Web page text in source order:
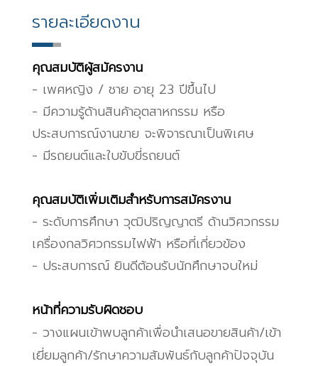
รายละเอียดงาน
คุณสมบัติผู้สมัครงาน
- เพศหญิง / ชาย อายุ 23 ปีขึ้นไป
- มีความรู้ด้านสินค้าอุตสาหกรรม หรือ
ประสบการณ์งานขาย จะพิจารณาเป็นพิเศษ
- มีรถยนต์และใบขับขี่รถยนต์
คุณสมบัติเพิ่มเติมสำหรับการสมัครงาน
- ระดับการศึกษา วุฒิปริญญาตรี ด้านวิศวกรรม
เครื่องกลวิศวกรรมไฟฟ้า หรือที่เกี่ยวข้อง
- ประสบการณ์ ยินดีต้อนรับนักศึกษาจบใหม่
หน้าที่ความรับผิดชอบ
- วางแผนเข้าพบลูกค้าเพื่อนำเสนอขายสินค้า/เข้า
เยี่ยมลูกค้า/รักษาความสัมพันธ์กับลูกค้าปัจจุบัน